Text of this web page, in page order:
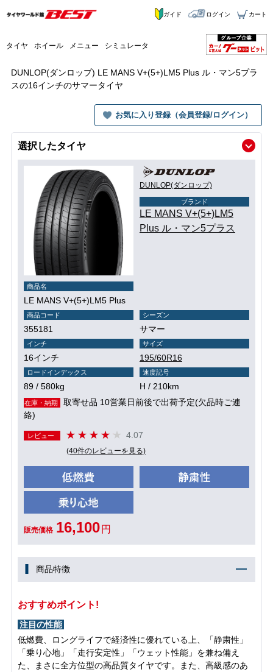
タイヤ ホイール メニュー シミュレータ
ガイド ログイン カート
DUNLOP(ダンロップ) LE MANS V+(5+)LM5 Plus ル・マン5プラ
スの16インチのサマータイヤ
お気に入り登録（会員登録/ログイン）
選択したタイヤ
DUNLOP(ダンロップ)
ブランド
LE MANS V+(5+)LM5
Plus ル・マン5プラス
商品名
LE MANS V+(5+)LM5 Plus
商品コード
355181
シーズン
サマー
インチ
16インチ
サイズ
195/60R16
ロードインデックス
89 / 580kg
速度記号
H / 210km
在庫・納期
取寄せ品 10営業日前後で出荷予定(欠品時ご連
絡)
レビュー 4.07
(40件のレビューを見る)
販売価格 16,100 円
商品特徴
おすすめポイント!
注目の性能
低燃費、ロングライフで経済性に優れている上、「静粛性」
「乗り心地」「走行安定性」「ウェット性能」を兼ね備え
た、まさに全方位型の高品質タイヤです。また、高級感のあ